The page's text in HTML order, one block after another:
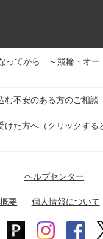
前橋競輪場 取手競輪場
岐阜競輪場 大垣競輪場
松阪競輪場 四日市競輪場
奈良競輪場 向日町競輪
ってから ～競輪・オー
む不安のある方のご相談
けた方へ（クリックする
ヘルプセンター
要 個人情報について